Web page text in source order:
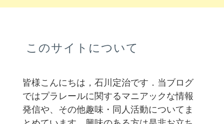
このサイトについて
皆様こんにちは，石川定治です．当ブログ
ではプラレールに関するマニアックな情報
発信や、その他趣味・同人活動についてま